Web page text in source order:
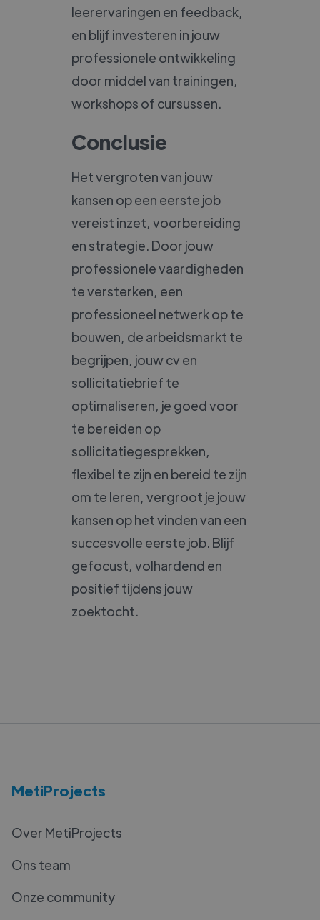
leerervaringen en feedback,
en blijf investeren in jouw
professionele ontwikkeling
door middel van trainingen,
workshops of cursussen.
Conclusie
Het vergroten van jouw
kansen op een eerste job
vereist inzet, voorbereiding
en strategie. Door jouw
professionele vaardigheden
te versterken, een
professioneel netwerk op te
bouwen, de arbeidsmarkt te
begrijpen, jouw cv en
sollicitatiebrief te
optimaliseren, je goed voor
te bereiden op
sollicitatiegesprekken,
flexibel te zijn en bereid te zijn
om te leren, vergroot je jouw
kansen op het vinden van een
succesvolle eerste job. Blijf
gefocust, volhardend en
positief tijdens jouw
zoektocht.
MetiProjects
Over MetiProjects
Ons team
Onze community